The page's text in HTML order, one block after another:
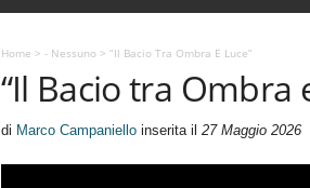
u
r
Home > - Nessuno> “Il Bacio Tra Ombra E Luce”
“Il Bacio tra Ombra
di Marco Campanielloinserita il 27 Maggio 2026